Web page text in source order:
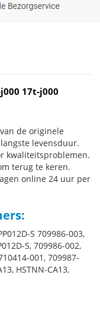
j000 17t-j000
de originele
levensduur.
kwaliteitsproblemen.
terug te keren.
online 24 uur per
S 709986-003,
S, 709986-002,
001, 709987-
HSTNN-CA13,